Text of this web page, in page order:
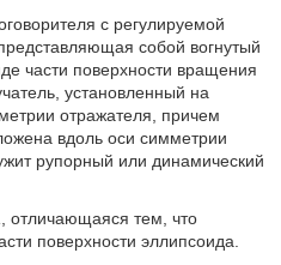
с регулируемой
собой вогнутый
части поверхности вращения
установленный на
отражателя, причем
вдоль оси симметрии
рупорный или динамический
отличающаяся тем, что
поверхности эллипсоида.